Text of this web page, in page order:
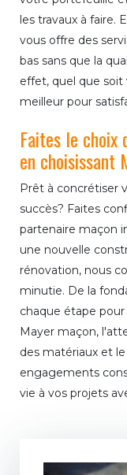
les travaux à faire.
vous offre des
bas sans que la
effet, quel que
meilleur pour
Faites le choix
en choisissant
Prêt à concrétiser
succès? Faites
partenaire maçon
une nouvelle
rénovation, nous
minutie. De la
chaque étape
Mayer maçon,
des matériaux et
engagements
vie à vos projets